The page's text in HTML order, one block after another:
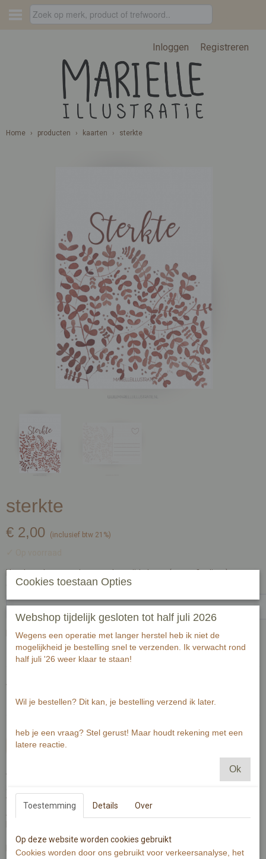
Inloggen Registreren
Home › producten › kaarten › sterkte
sterkte
€ 2,00 (inclusief btw 21%)
Handgeschreven tekst op achterzijde kaart (zwart fineliner) voor
ontvanger:-1
Passende envelop bij deze kaart
In winkelwagen
Wenskaart is gedrukt op 300 grams warmwit papier met zichtbaar
Wenskaart bevat rechte hoeken.
Achterzijde als postkaart met de illustratie van de voorzijde licht
De Illustratie van bladeren is gemaakt met aquarelverf.
Cookies toestaan Opties
Webshop tijdelijk gesloten tot half juli 2026
Wegens een operatie met langer herstel heb ik niet de
mogelijkheid je bestelling snel te verzenden. Ik verwacht rond
half juli '26 weer klaar te staan!
Wil je bestellen? Dit kan, je bestelling verzend ik later.
heb je een vraag? Stel gerust! Maar houdt rekening met een
latere reactie.
Ok
Toestemming Details Over
Op deze website worden cookies gebruikt
Cookies worden door ons gebruikt voor verkeersanalyse, het